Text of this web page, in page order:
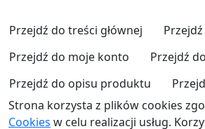
Przejdź do treści głównej
Przejdź do moje konto
Przejdź
Przejdź do opisu produktu
Strona korzysta z plików cookies
Cookies w celu realizacji usług.